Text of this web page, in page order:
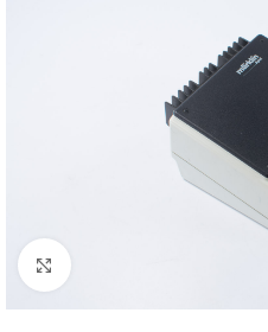
Click to enlarge